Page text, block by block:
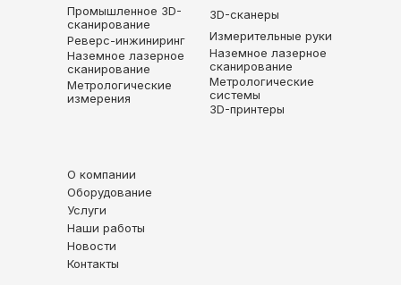
О компании
Оборудование
Услуги
Наши работы
Новости
Контакты
3D-сканеры
Измерительные руки
Наземное лазерное
сканирование
Метрологические
системы
3D-принтеры
Промышленное 3D-
сканирование
Реверс-инжиниринг
Наземное лазерное
сканирование
Метрологические
измерения